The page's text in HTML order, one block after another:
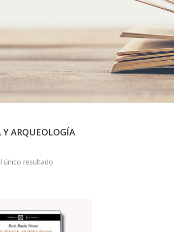
Y ARQUEOLOGÍA
único resultado